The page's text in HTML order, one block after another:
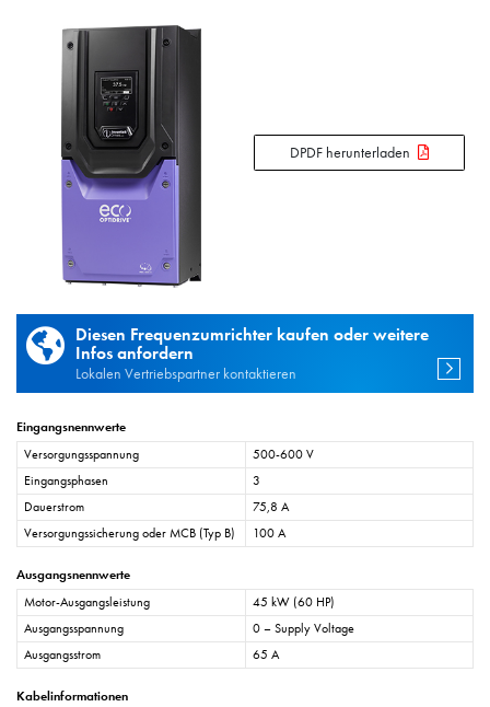
DPDF herunterladen
Diesen Frequenzumrichter kaufen oder weitere
Infos anfordern
Lokalen Vertriebspartner kontaktieren
Eingangsnennwerte
Versorgungsspannung
500-600 V
Eingangsphasen
3
Dauerstrom
75,8 A
Versorgungssicherung oder MCB (Typ B)
100 A
Ausgangsnennwerte
Motor-Ausgangsleistung
45 kW (60 HP)
Ausgangsspannung
0 – Supply Voltage
Ausgangsstrom
65 A
Kabelinformationen